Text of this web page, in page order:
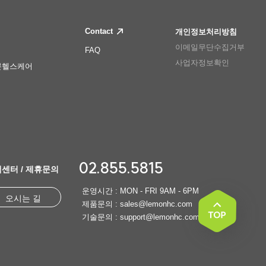
스케어
Contact
FAQ
개인정보처리방침
이메일무단수집거부
사업자정보확인
센터 / 제휴문의
오시는 길
02.855.5815
운영시간 : MON - FRI 9AM - 6PM
제품문의 : sales@lemonhc.com
기술문의 : support@lemonhc.com